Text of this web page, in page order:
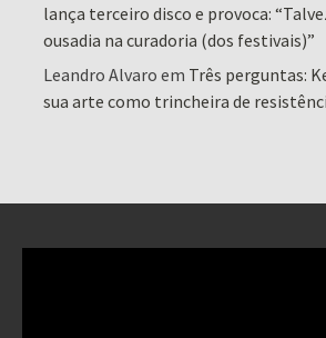
lança terceiro disco e provoca:
ousadia na curadoria (dos festivais)”
Leandro Alvaro em Três perguntas:
sua arte como trincheira de